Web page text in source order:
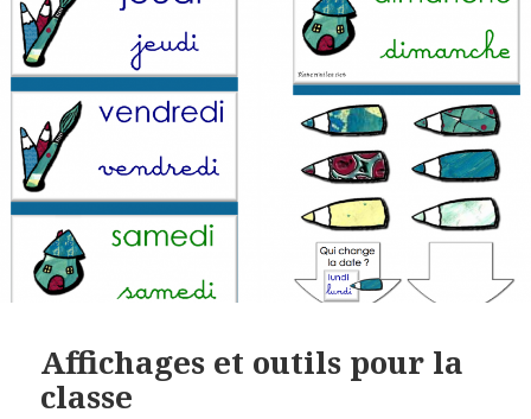
Affichages et outils pour la
classe